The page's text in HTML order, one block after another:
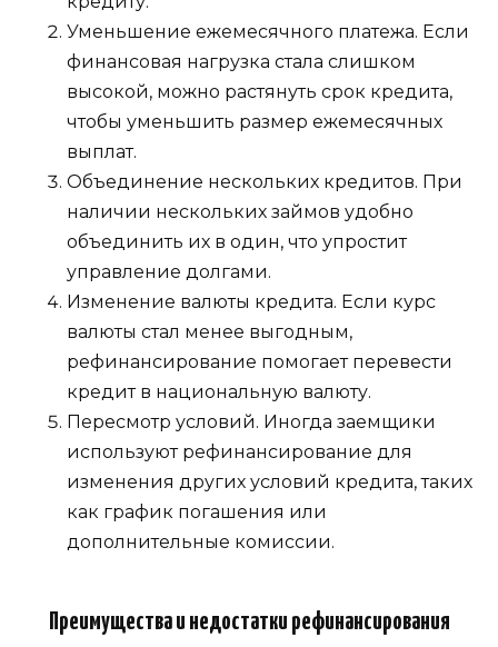
Уменьшение ежемесячного платежа. Если
финансовая нагрузка стала слишком
высокой, можно растянуть срок кредита,
чтобы уменьшить размер ежемесячных
выплат.
Объединение нескольких кредитов. При
наличии нескольких займов удобно
объединить их в один, что упростит
управление долгами.
Изменение валюты кредита. Если курс
валюты стал менее выгодным,
рефинансирование помогает перевести
кредит в национальную валюту.
Пересмотр условий. Иногда заемщики
используют рефинансирование для
изменения других условий кредита, таких
как график погашения или
дополнительные комиссии.
Преимущества и недостатки рефинансирования